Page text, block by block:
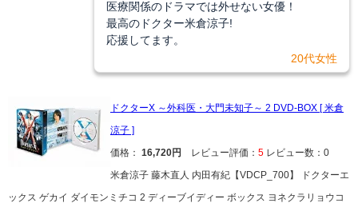
医療関係のドラマでは外せない女優！
最高のドクター米倉涼子!
応援してます。
20代女性
ドクターX ～外科医・大門未知子～ 2 DVD-BOX [ 米倉
涼子 ]
価格： 16,720円 レビュー評価： 5 レビュー数：0
米倉涼子 藤木直人 内田有紀【VDCP_700】 ドクターエ
ックス ゲカイ ダイモンミチコ 2 ディーブイディー ボックス ヨネクラリョウコ